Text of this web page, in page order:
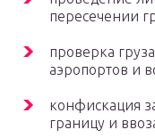
пересечении
проверка
аэропортов и
конфискация
границу и